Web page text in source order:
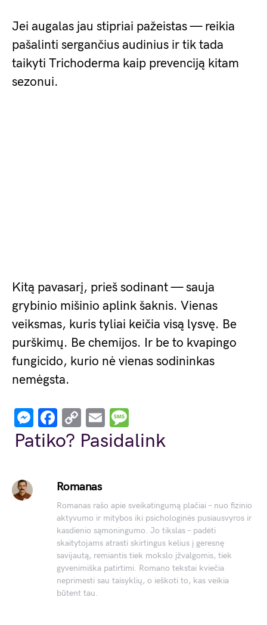
Jei augalas jau stipriai pažeistas — reikia
pašalinti sergančius audinius ir tik tada
taikyti Trichoderma kaip prevenciją kitam
sezonui.
Kitą pavasarį, prieš sodinant — sauja
grybinio mišinio aplink šaknis. Vienas
veiksmas, kuris tyliai keičia visą lysvę. Be
purškimų. Be chemijos. Ir be to kvapingo
fungicido, kurio nė vienas sodininkas
nemėgsta.
Messenger
Facebook
Copy
Link
Email
Patiko? Pasidalink
Romanas
Romanas rašo apie sveikatingumą plačiai – nuo fizinio
aktyvumo ir mitybos iki psichologinės pusiausvyros ir
kasdienio sąmoningumo. Jo tikslas – padėti
skaitytojams atrasti skirtingus kelius į geresnę
savijautą, remiantis tiek mokslo įžvalgomis, tiek
gyvenimiška patirtimi. Romano tekstai kviečia
neprimesti sau taisyklių, o ieškoti to, kas veikia
būtent tau.